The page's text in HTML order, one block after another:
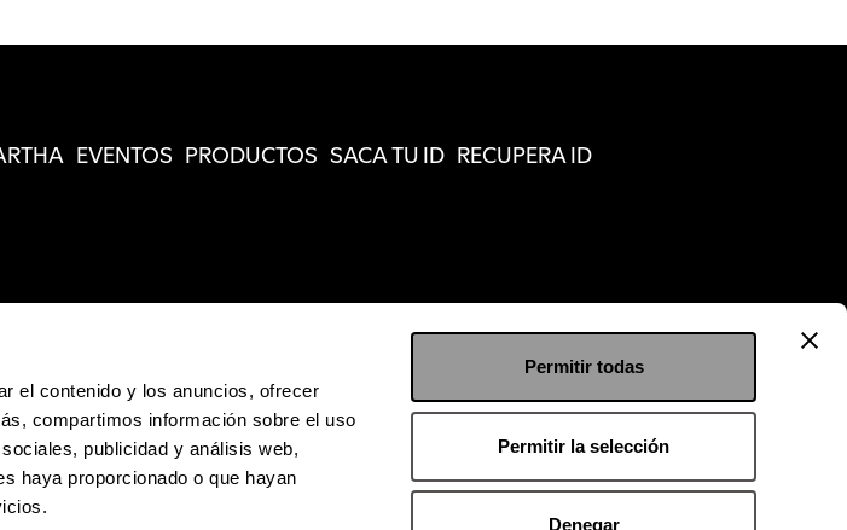
el contenido y los anuncios, ofrecer
compartimos información sobre el uso
publicidad y análisis web,
haya proporcionado o que hayan
Permitir todas
Permitir la selección
Denegar
EVENTOS PRODUCTOS SACA TU ID RECUPERA ID